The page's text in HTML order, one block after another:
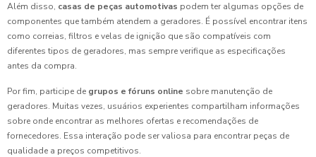
Além disso, casas de peças automotivas podem ter algumas opções de
componentes que também atendem a geradores. É possível encontrar itens
como correias, filtros e velas de ignição que são compatíveis com
diferentes tipos de geradores, mas sempre verifique as especificações
antes da compra.
Por fim, participe de grupos e fóruns online sobre manutenção de
geradores. Muitas vezes, usuários experientes compartilham informações
sobre onde encontrar as melhores ofertas e recomendações de
fornecedores. Essa interação pode ser valiosa para encontrar peças de
qualidade a preços competitivos.